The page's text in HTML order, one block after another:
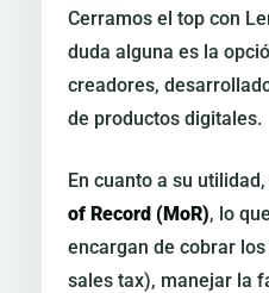
Cerramos el top con
duda alguna es la
creadores,
de productos digitales.
En cuanto a su
of Record (MoR), lo
encargan de cobrar los
sales tax), manejar la